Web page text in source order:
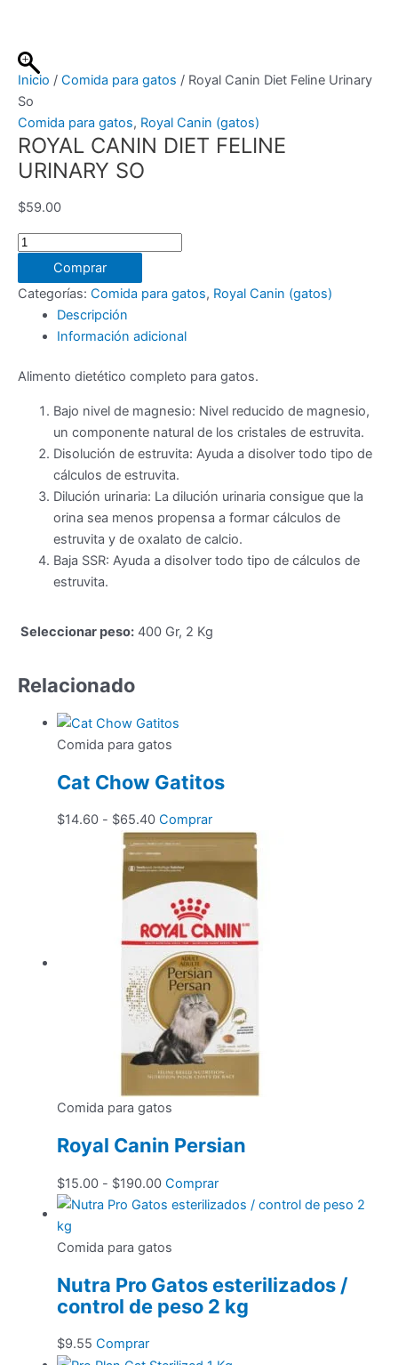
contenido
Inicio / Comida para gatos / Royal Canin Diet Feline Urinary
So
Comida para gatos, Royal Canin (gatos)
ROYAL CANIN DIET FELINE
URINARY SO
$59.00
Royal
Diet
Feline
cantidad
Comprar
Categorías: Comida para gatos, Royal Canin (gatos)
Descripción
Información adicional
Alimento dietético completo para gatos.
Bajo nivel de magnesio: Nivel reducido de magnesio,
un componente natural de los cristales de estruvita.
Disolución de estruvita: Ayuda a disolver todo tipo de
cálculos de estruvita.
Dilución urinaria: La dilución urinaria consigue que la
orina sea menos propensa a formar cálculos de
estruvita y de oxalato de calcio.
Baja SSR: Ayuda a disolver todo tipo de cálculos de
estruvita.
Seleccionar peso: 400 Gr, 2 Kg
Relacionado
Comida para gatos
Cat Chow Gatitos
$14.60 - $65.40Rango
de
precios:
desde
$14.60
hasta
$65.40
ComprarEste
producto
tiene
múltiples
variantes.
Las
opciones
se
pueden
elegir
en
la
página
de
Comida para gatos
Royal Canin Persian
$15.00 - $190.00Rango
de
desde
hasta
$190.00
ComprarEste
producto
Las
opciones
Comida para gatos
Nutra Pro Gatos esterilizados /
control de peso 2 kg
$9.55 Comprar